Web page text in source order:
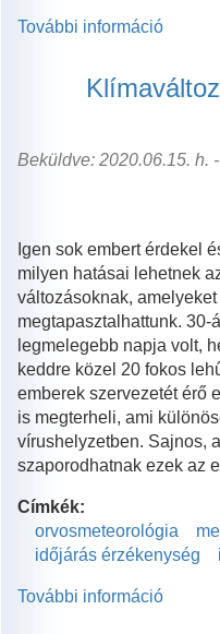
További információ
Klinikán
a
állhat
Beküldve: 2020.06.15. h.
Igen sok embert érdekel
milyen hatásai lehetnek
változásoknak,
megtapasztalhattunk. 30-
legmelegebb napja volt,
keddre közel 20 fokos
emberek szervezetét érő
is megterheli, ami
vírushelyzetben. Sajnos,
szaporodhatnak ezek az
Címkék:
orvosmeteorológia
időjárás érzékenység
További információ